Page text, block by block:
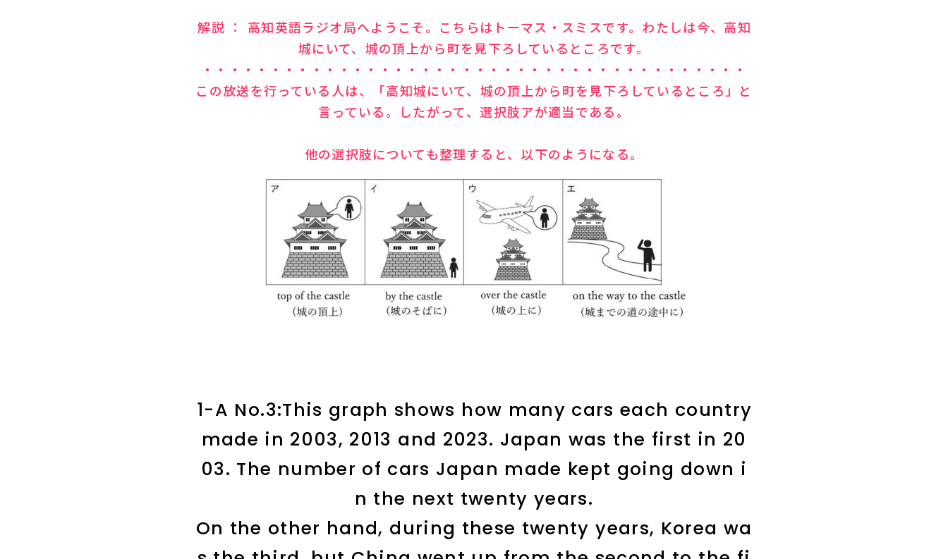
解説 ： 高知英語ラジオ局へようこそ。こちらはトーマス・スミスです。わたしは今、高知
城にいて、城の頂上から町を見下ろしているところです。
・・・・・・・・・・・・・・・・・・・・・・・・・・・・・・・・・・・・・・・・
この放送を行っている人は、「高知城にいて、城の頂上から町を見下ろしているところ」と
言っている。したがって、選択肢アが適当である。
他の選択肢についても整理すると、以下のようになる。
1-A No.3:This graph shows how many cars each country
made in 2003, 2013 and 2023. Japan was the first in 20
03. The number of cars Japan made kept going down i
n the next twenty years.
On the other hand, during these twenty years, Korea wa